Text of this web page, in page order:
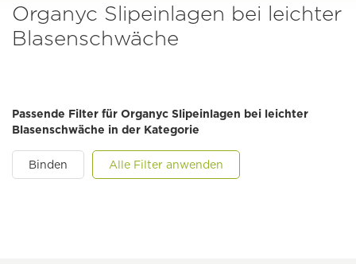
Organyc Slipeinlagen bei leichter
Blasenschwäche
Passende Filter für Organyc Slipeinlagen bei leichter
Blasenschwäche in der Kategorie
Binden Alle Filter anwenden